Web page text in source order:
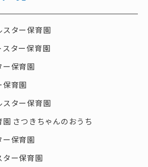
ター保育園
スター保育園
ー保育園
保育園
スター保育園
さつきちゃんのおうち
ー保育園
ター保育園